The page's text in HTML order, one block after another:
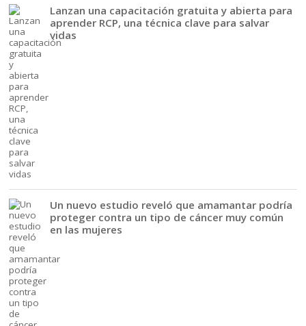
Lanzan una capacitación gratuita y abierta para
aprender RCP, una técnica clave para salvar
vidas
Un nuevo estudio reveló que amamantar podría
proteger contra un tipo de cáncer muy común
en las mujeres